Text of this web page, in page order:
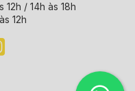
12h / 14h às 18h
12h